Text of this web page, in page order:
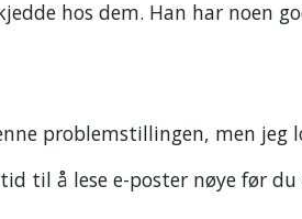
hos dem. Han har noen
problemstillingen, men jeg
å lese e-poster nøye før du